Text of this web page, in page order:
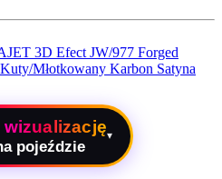
wizualizację
pojeździe
▾